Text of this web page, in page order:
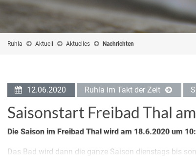
Ruhla Aktuell Aktuelles Nachrichten
12.06.2020 Ruhla im Takt der Zeit
Saisonstart Freibad Thal
Die Saison im Freibad Thal wird am 18.6.2020 um
Das Bad wird dann die ganze Saison dienstags bis